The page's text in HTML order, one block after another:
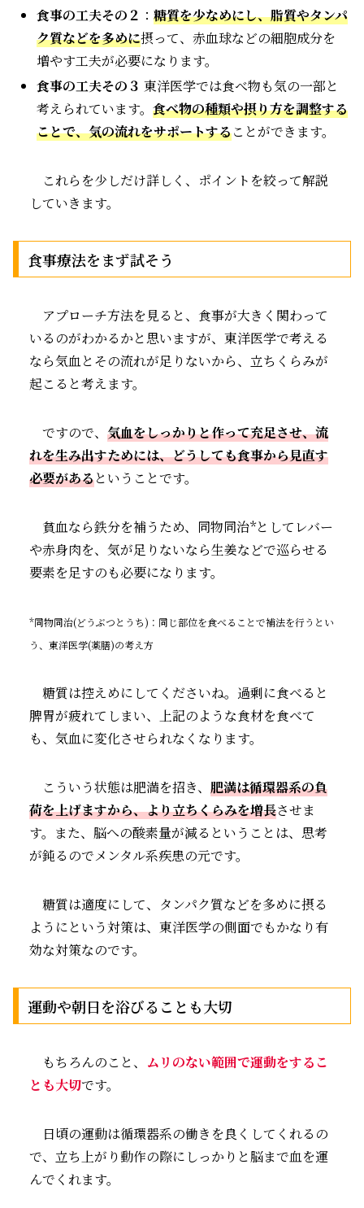
食事の工夫その２ ：糖質を少なめにし、脂質やタンパ
ク質などを多めに摂って、赤血球などの細胞成分を
増やす工夫が必要になります。
食事の工夫その３ 東洋医学では食べ物も気の一部と
考えられています。食べ物の種類や摂り方を調整する
ことで、気の流れをサポートすることができます。
これらを少しだけ詳しく、ポイントを絞って解説
していきます。
食事療法をまず試そう
アプローチ方法を見ると、食事が大きく関わって
いるのがわかるかと思いますが、東洋医学で考える
なら気血とその流れが足りないから、立ちくらみが
起こると考えます。
ですので、 気血をしっかりと作って充足させ、流
れを生み出すためには、どうしても食事から見直す
必要があるということです。
貧血なら鉄分を補うため、同物同治*としてレバー
や赤身肉を、気が足りないなら生姜などで巡らせる
要素を足すのも必要になります。
*同物同治(どうぶつとうち)：同じ部位を食べることで補法を行うとい
う、東洋医学(薬膳)の考え方
糖質は控えめにしてくださいね。過剰に食べると
脾胃が疲れてしまい、上記のような食材を食べて
も、気血に変化させられなくなります。
こういう状態は肥満を招き、 肥満は循環器系の負
荷を上げますから、より立ちくらみを増長させま
す。また、脳への酸素量が減るということは、思考
が鈍るのでメンタル系疾患の元です。
糖質は適度にして、タンパク質などを多めに摂る
ようにという対策は、東洋医学の側面でもかなり有
効な対策なのです。
運動や朝日を浴びることも大切
もちろんのこと、 ムリのない範囲で運動をするこ
とも大切です。
日頃の運動は循環器系の働きを良くしてくれるの
で、立ち上がり動作の際にしっかりと脳まで血を運
んでくれます。